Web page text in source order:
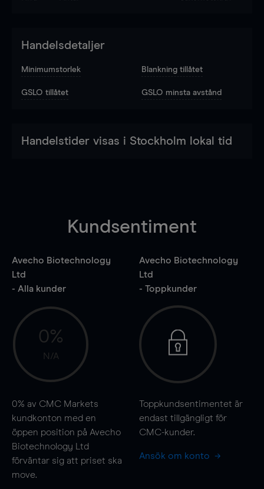
Handelsdetaljer
Minimumstorlek Blankning tillåtet
GSLO tillåtet GSLO minsta avstånd
Handelstider visas i Stockholm lokal tid
Kundsentiment
Avecho Biotechnology
Ltd
- Alla kunder
0%
N/A
0% av CMC Markets
kundkonton med en
öppen position på Avecho
Biotechnology Ltd
förväntar sig att priset ska
move.
Avecho Biotechnology
Ltd
- Toppkunder
Toppkundsentimentet är
endast tillgängligt för
CMC-kunder.
Ansök om konto